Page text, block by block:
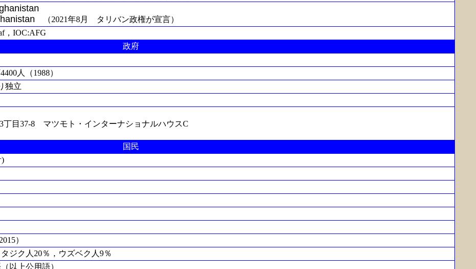
（2021年8月 タリバン政権が宣言）
，IOC:AFG
政府
人（1988）
独立
丁目37-8 マツモト・インターナショナルハウスC
国民
)
）
ジク人20％，ウズベク人9％
以上公用語）